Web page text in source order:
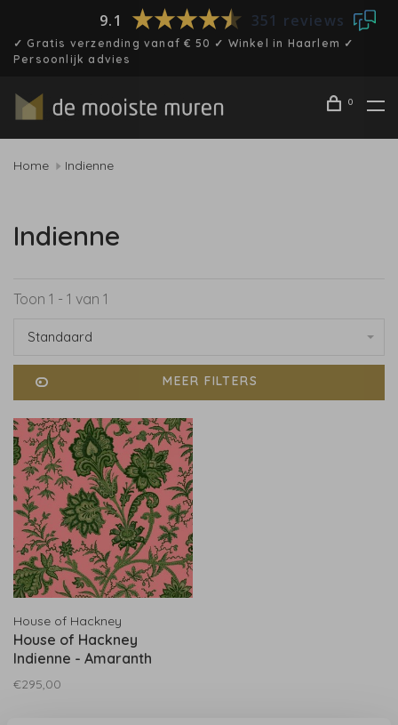
9.1 351 reviews
✓ Gratis verzending vanaf € 50 ✓ Winkel in Haarlem ✓
Persoonlijk advies
0
Home Indienne
Indienne
Toon 1 - 1 van 1
Standaard
MEER FILTERS
House of Hackney
House of Hackney
Indienne - Amaranth
€295,00